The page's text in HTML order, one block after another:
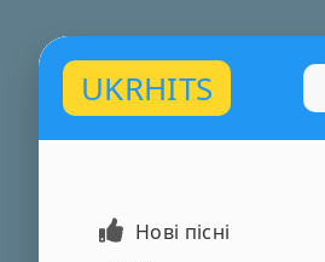
UKRHITS
Нові пісні